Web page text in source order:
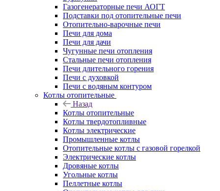
Газогенераторные печи АОГТ
Подставки под отопительные печи
Отопительно-варочные печи
Печи для дома
Печи для дачи
Чугунные печи отопления
Стальные печи отопления
Печи длительного горения
Печи с духовкой
Печи с водяным контуром
Котлы отопительные
Назад
Котлы отопительные
Котлы твердотопливные
Котлы электрические
Промышленные котлы
Отопительные котлы с газовой горелкой
Электрические котлы
Дровяные котлы
Угольные котлы
Пеллетные котлы